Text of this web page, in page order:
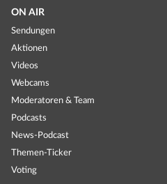
ON AIR
Sendungen
Aktionen
Videos
Webcams
Moderatoren & Team
Podcasts
News-Podcast
Themen-Ticker
Voting